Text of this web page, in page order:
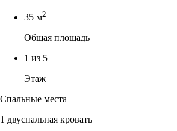
35 м2
Общая площадь
1 из 5
Этаж
Спальные места
1 двуспальная кровать